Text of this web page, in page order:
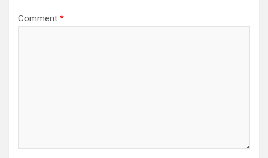
Comment *